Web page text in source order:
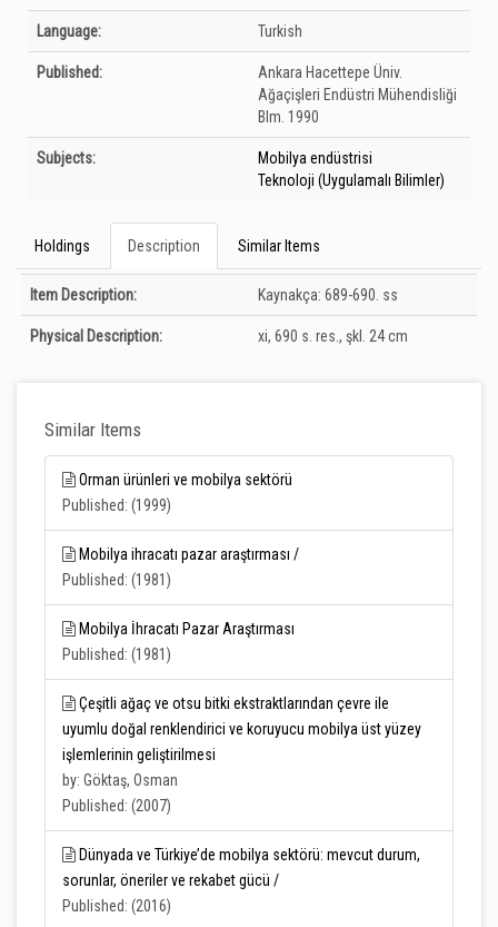
Language: Turkish
Published: Ankara Hacettepe Üniv.
Ağaçişleri Endüstri Mühendisliği
Blm. 1990
Subjects:
Mobilya endüstrisi
Teknoloji (Uygulamalı Bilimler)
Holdings Description Similar Items
Description
Item Description: Kaynakça: 689-690. ss
Physical Description: xi, 690 s. res., şkl. 24 cm
Similar Items
Orman ürünleri ve mobilya sektörü
Published: (1999)
Mobilya ihracatı pazar araştırması /
Published: (1981)
Mobilya İhracatı Pazar Araştırması
Published: (1981)
Çeşitli ağaç ve otsu bitki ekstraktlarından çevre ile
uyumlu doğal renklendirici ve koruyucu mobilya üst yüzey
işlemlerinin geliştirilmesi
by: Göktaş, Osman
Published: (2007)
Dünyada ve Türkiye’de mobilya sektörü: mevcut durum,
sorunlar, öneriler ve rekabet gücü /
Published: (2016)